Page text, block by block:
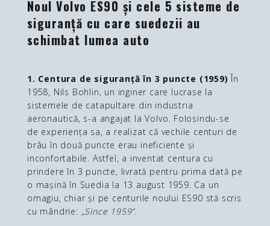
Noul Volvo ES90 și cele 5 sisteme de
siguranță cu care suedezii au
schimbat lumea auto
1. Centura de siguranță în 3 puncte (1959) În
1958, Nils Bohlin, un inginer care lucrase la
sistemele de catapultare din industria
aeronautică, s-a angajat la Volvo. Folosindu-se
de experiența sa, a realizat că vechile centuri de
brâu în două puncte erau ineficiente și
inconfortabile. Astfel, a inventat centura cu
prindere în 3 puncte, livrată pentru prima dată pe
o mașină în Suedia la 13 august 1959. Ca un
omagiu, chiar și pe centurile noului ES90 stă scris
cu mândrie: „Since 1959”.